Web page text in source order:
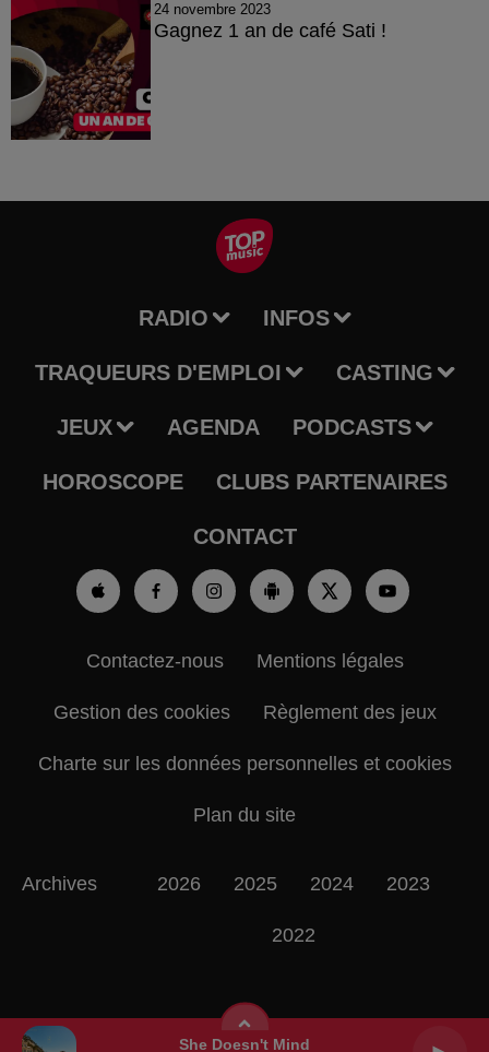
She Doesn't Mind
24 novembre 2023
Gagnez 1 an de café Sati !
RADIO INFOS
TRAQUEURS D'EMPLOI CASTING
JEUX AGENDA PODCASTS
HOROSCOPE CLUBS PARTENAIRES
CONTACT
Contactez-nous Mentions légales
Gestion des cookies Règlement des jeux
Charte sur les données personnelles et cookies
Plan du site
Archives 2026 2025 2024 2023
2022